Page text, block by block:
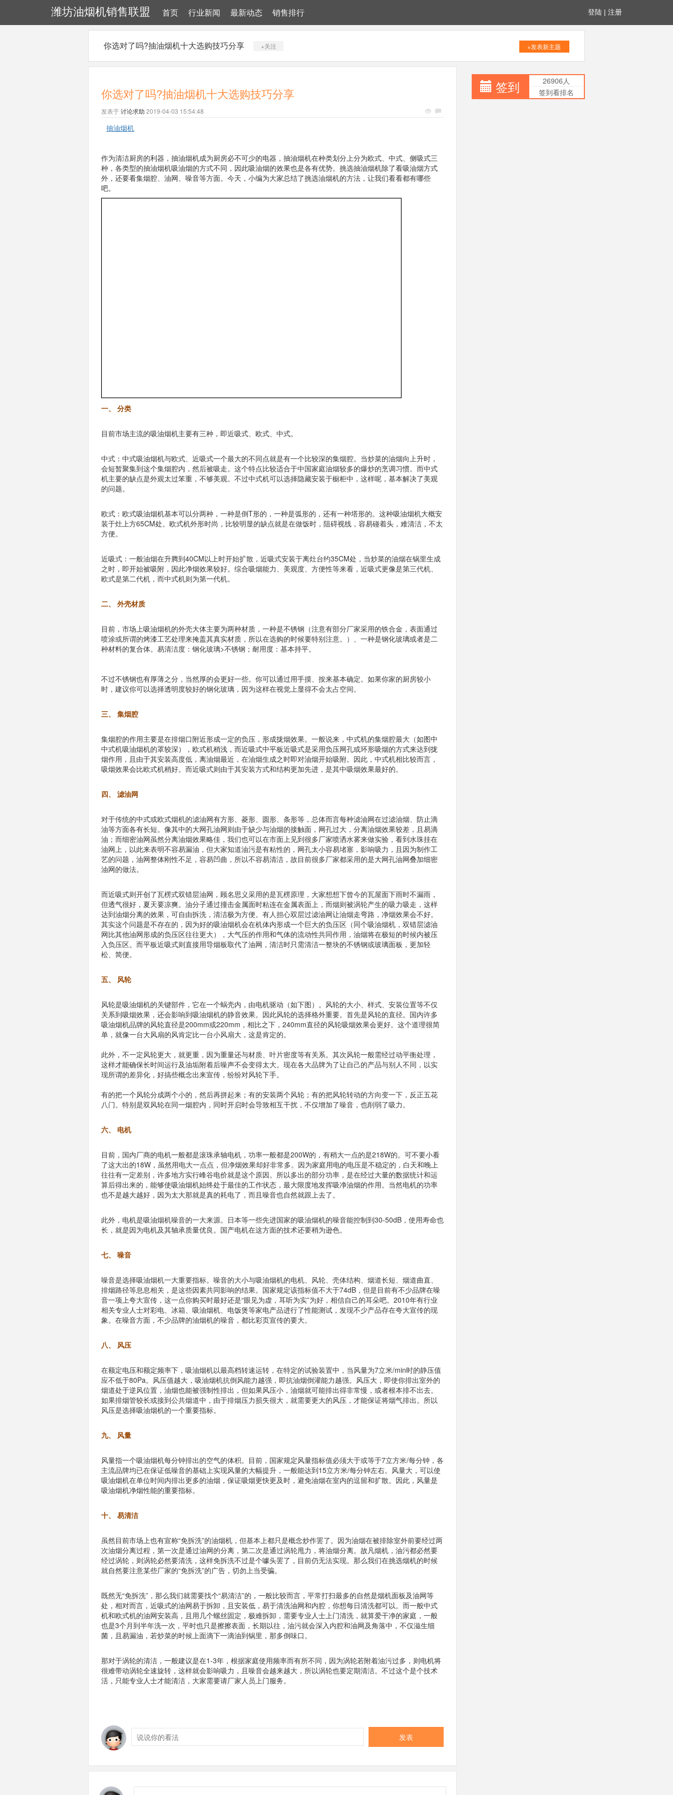
潍坊油烟机销售联盟 首页 行业新闻 最新动态 销售排行 登陆 | 注册
你选对了吗?抽油烟机十大选购技巧分享 +关注 +发表新主题
你选对了吗?抽油烟机十大选购技巧分享
发表于讨论求助 2019-04-03 15:54:48
抽油烟机
作为清洁厨房的利器，抽油烟机成为厨房必不可少的电器，抽油烟机在种类划分上分为欧式、中式、侧吸式三
种，各类型的抽油烟机吸油烟的方式不同，因此吸油烟的效果也是各有优势。挑选抽油烟机除了看吸油烟方式
外，还要看集烟腔、油网、噪音等方面。今天，小编为大家总结了挑选油烟机的方法，让我们看看都有哪些
吧。
一、 分类
目前市场主流的吸油烟机主要有三种，即近吸式、欧式、中式。
中式：中式吸油烟机与欧式、近吸式一个最大的不同点就是有一个比较深的集烟腔。当炒菜的油烟向上升时，
会短暂聚集到这个集烟腔内，然后被吸走。这个特点比较适合于中国家庭油烟较多的爆炒的烹调习惯。而中式
机主要的缺点是外观太过笨重，不够美观。不过中式机可以选择隐藏安装于橱柜中，这样呢，基本解决了美观
的问题。
欧式：欧式吸油烟机基本可以分两种，一种是倒T形的，一种是弧形的，还有一种塔形的。这种吸油烟机大概安
装于灶上方65CM处。欧式机外形时尚，比较明显的缺点就是在做饭时，阻碍视线，容易碰着头，难清洁，不太
方便。
近吸式：一般油烟在升腾到40CM以上时开始扩散，近吸式安装于离灶台约35CM处，当炒菜的油烟在锅里生成
之时，即开始被吸附，因此净烟效果较好。综合吸烟能力、美观度、方便性等来看，近吸式更像是第三代机、
欧式是第二代机，而中式机则为第一代机。
二、 外壳材质
目前，市场上吸油烟机的外壳大体主要为两种材质，一种是不锈钢（注意有部分厂家采用的铁合金，表面通过
喷涂或所谓的烤漆工艺处理来掩盖其真实材质，所以在选购的时候要特别注意。）、一种是钢化玻璃或者是二
种材料的复合体。易清洁度：钢化玻璃>不锈钢；耐用度：基本持平。
不过不锈钢也有厚薄之分，当然厚的会更好一些。你可以通过用手摸、按来基本确定。如果你家的厨房较小
时，建议你可以选择透明度较好的钢化玻璃，因为这样在视觉上显得不会太占空间。
三、 集烟腔
集烟腔的作用主要是在排烟口附近形成一定的负压，形成拢烟效果。一般说来，中式机的集烟腔最大（如图中
中式机吸油烟机的罩较深），欧式机稍浅，而近吸式中平板近吸式是采用负压网孔或环形吸烟的方式来达到拢
烟作用，且由于其安装高度低，离油烟最近，在油烟生成之时即对油烟开始吸附。因此，中式机相比较而言，
吸烟效果会比欧式机稍好。而近吸式则由于其安装方式和结构更加先进，是其中吸烟效果最好的。
四、 滤油网
对于传统的中式或欧式烟机的滤油网有方形、菱形、圆形、条形等，总体而言每种滤油网在过滤油烟、防止滴
油等方面各有长短。像其中的大网孔油网则由于缺少与油烟的接触面，网孔过大，分离油烟效果较差，且易滴
油；而细密油网虽然分离油烟效果略佳，我们也可以在市面上见到很多厂家喷洒水雾来做实验，看到水珠挂在
油网上，以此来表明不容易漏油，但大家知道油污是有粘性的，网孔太小容易堵塞，影响吸力，且因为制作工
艺的问题，油网整体刚性不足，容易凹曲，所以不容易清洁，故目前很多厂家都采用的是大网孔油网叠加细密
油网的做法。
而近吸式则开创了瓦楞式双错层油网，顾名思义采用的是瓦楞原理，大家想想下曾今的瓦屋面下雨时不漏雨，
但透气很好，夏天要凉爽。油分子通过撞击金属面时粘连在金属表面上，而烟则被涡轮产生的吸力吸走，这样
达到油烟分离的效果，可自由拆洗，清洁极为方便。有人担心双层过滤油网让油烟走弯路，净烟效果会不好。
其实这个问题是不存在的，因为好的吸油烟机会在机体内形成一个巨大的负压区（同个吸油烟机，双错层滤油
网比其他油网形成的负压区往往更大），大气压的作用和气体的流动性共同作用，油烟将在极短的时候内被压
入负压区。而平板近吸式则直接用导烟板取代了油网，清洁时只需清洁一整块的不锈钢或玻璃面板，更加轻
松、简便。
五、 风轮
风轮是吸油烟机的关键部件，它在一个蜗壳内，由电机驱动（如下图）。风轮的大小、样式、安装位置等不仅
关系到吸烟效果，还会影响到吸油烟机的静音效果。因此风轮的选择格外重要。首先是风轮的直径。国内许多
吸油烟机品牌的风轮直径是200mm或220mm，相比之下，240mm直径的风轮吸烟效果会更好。这个道理很简
单，就像一台大风扇的风肯定比一台小风扇大，这是肯定的。
此外，不一定风轮更大，就更重，因为重量还与材质、叶片密度等有关系。其次风轮一般需经过动平衡处理，
这样才能确保长时间运行及油垢附着后噪声不会变得太大。现在各大品牌为了让自己的产品与别人不同，以实
现所谓的差异化，好搞些概念出来宣传，纷纷对风轮下手。
有的把一个风轮分成两个小的，然后再拼起来；有的安装两个风轮；有的把风轮转动的方向变一下，反正五花
八门。特别是双风轮在同一烟腔内，同时开启时会导致相互干扰，不仅增加了噪音，也削弱了吸力。
六、 电机
目前，国内厂商的电机一般都是滚珠承轴电机，功率一般都是200W的，有稍大一点的是218W的。可不要小看
了这大出的18W，虽然用电大一点点，但净烟效果却好非常多。因为家庭用电的电压是不稳定的，白天和晚上
往往有一定差别，许多地方实行峰谷电价就是这个原因。所以多出的部分功率，是在经过大量的数据统计和运
算后得出来的，能够使吸油烟机始终处于最佳的工作状态，最大限度地发挥吸净油烟的作用。当然电机的功率
也不是越大越好，因为太大那就是真的耗电了，而且噪音也自然就跟上去了。
此外，电机是吸油烟机噪音的一大来源。日本等一些先进国家的吸油烟机的噪音能控制到30-50dB，使用寿命也
长，就是因为电机及其轴承质量优良。国产电机在这方面的技术还要稍为逊色。
七、 噪音
噪音是选择吸油烟机一大重要指标。噪音的大小与吸油烟机的电机、风轮、壳体结构、烟道长短、烟道曲直、
排烟路径等息息相关，是这些因素共同影响的结果。国家规定该指标值不大于74dB，但是目前有不少品牌在噪
音一项上夸大宣传，这一点你购买时最好还是“眼见为虚，耳听为实”为好，相信自己的耳朵吧。2010年有行业
相关专业人士对彩电、冰箱、吸油烟机、电饭煲等家电产品进行了性能测试，发现不少产品存在夸大宣传的现
象。在噪音方面，不少品牌的油烟机的噪音，都比彩页宣传的要大。
八、 风压
在额定电压和额定频率下，吸油烟机以最高档转速运转，在特定的试验装置中，当风量为7立米/min时的静压值
应不低于80Pa。风压值越大，吸油烟机抗倒风能力越强，即抗油烟倒灌能力越强。风压大，即使你排出室外的
烟道处于逆风位置，油烟也能被强制性排出，但如果风压小，油烟就可能排出得非常慢，或者根本排不出去。
如果排烟管较长或接到公共烟道中，由于排烟压力损失很大，就需要更大的风压，才能保证将烟气排出。所以
风压是选择吸油烟机的一个重要指标。
九、 风量
风量指一个吸油烟机每分钟排出的空气的体积。目前，国家规定风量指标值必须大于或等于7立方米/每分钟，各
主流品牌均已在保证低噪音的基础上实现风量的大幅提升，一般能达到15立方米/每分钟左右。风量大，可以使
吸油烟机在单位时间内排出更多的油烟，保证吸烟更快更及时，避免油烟在室内的逗留和扩散。因此，风量是
吸油烟机净烟性能的重要指标。
十、 易清洁
虽然目前市场上也有宣称“免拆洗”的油烟机，但基本上都只是概念炒作罢了。因为油烟在被排除室外前要经过两
次油烟分离过程，第一次是通过油网的分离，第二次是通过涡轮甩力，将油烟分离。故凡烟机，油污都必然要
经过涡轮，则涡轮必然要清洗，这样免拆洗不过是个噱头罢了，目前仍无法实现。那么我们在挑选烟机的时候
就自然要注意某些厂家的“免拆洗”的广告，切勿上当受骗。
既然无“免拆洗”，那么我们就需要找个“易清洁”的，一般比较而言，平常打扫最多的自然是烟机面板及油网等
处，相对而言，近吸式的油网易于拆卸，且安装低，易于清洗油网和内腔，你想每日清洗都可以。而一般中式
机和欧式机的油网安装高，且用几个螺丝固定，极难拆卸，需要专业人士上门清洗，就算爱干净的家庭，一般
也是3个月到半年洗一次，平时也只是擦擦表面，长期以往，油污就会深入内腔和油网及角落中，不仅滋生细
菌，且易漏油，若炒菜的时候上面滴下一滴油到锅里，那多倒味口。
那对于涡轮的清洁，一般建议是在1-3年，根据家庭使用频率而有所不同，因为涡轮若附着油污过多，则电机将
很难带动涡轮全速旋转，这样就会影响吸力，且噪音会越来越大，所以涡轮也要定期清洁。不过这个是个技术
活，只能专业人士才能清洁，大家需要请厂家人员上门服务。
发表
签到
26906人
签到看排名